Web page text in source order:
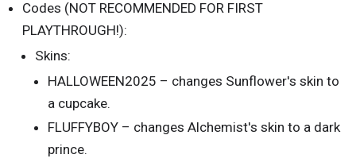
Codes (NOT RECOMMENDED FOR FIRST
PLAYTHROUGH!):
Skins:
HALLOWEEN2025 – changes Sunflower's skin to
a cupcake.
FLUFFYBOY – changes Alchemist's skin to a dark
prince.